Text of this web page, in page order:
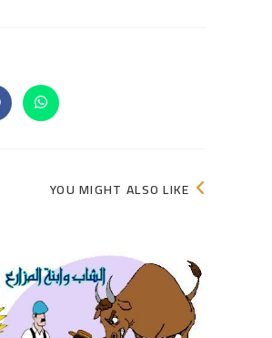
Opens
in
YOU MIGHT ALSO LIKE